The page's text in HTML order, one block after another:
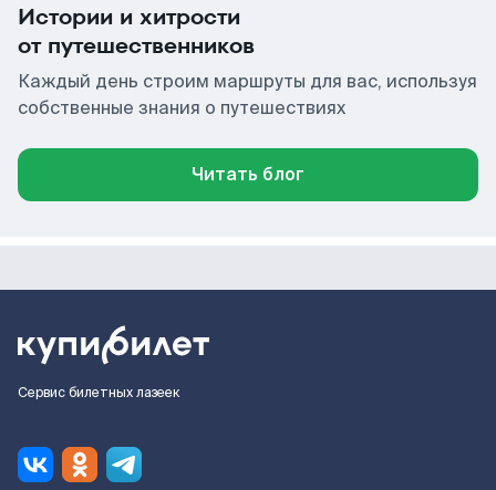
Истории и хитрости
от путешественников
Каждый день строим маршруты для вас, используя
собственные знания о путешествиях
Читать блог
Сервис билетных лазеек